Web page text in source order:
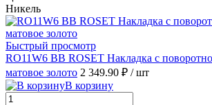
Никель
Быстрый просмотр
RO11W6 BB ROSET Накладка с
матовое золото 2 349.90 ₽ / шт
В корзину